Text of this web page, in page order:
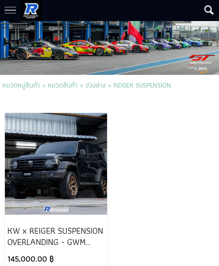
หมวดหมู่สินค้า > หมวดสินค้า > ช่วงล่าง > REIGER SUSPENSION
KW x REIGER SUSPENSION
OVERLANDING - GWM
TANK 300
145,000.00 ฿